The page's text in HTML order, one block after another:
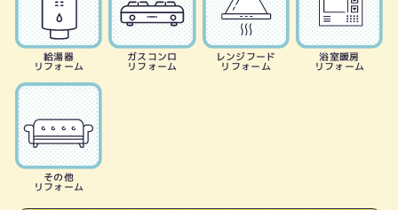
給湯器
リフォーム
ガスコンロ
リフォーム
レンジフード
リフォーム
浴室暖房
リフォーム
その他
リフォーム